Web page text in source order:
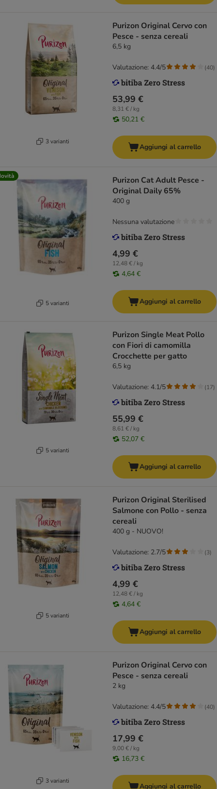
3 varianti
Purizon Original Cervo con
Pesce - senza cereali
6,5 kg
53,99 €
8,31 € / kg
50,21 €
Valutazione: 4.4/5 (40)
Aggiungi al carrello
5 varianti
Purizon Cat Adult Pesce -
Original Daily 65%
400 g
4,99 €
12,48 € / kg
4,64 €
Nessuna valutazione
Aggiungi al carrello
5 varianti
Purizon Single Meat Pollo
con Fiori di camomilla
Crocchette per gatto
6,5 kg
55,99 €
8,61 € / kg
52,07 €
Valutazione: 4.1/5 (17)
Aggiungi al carrello
5 varianti
Purizon Original Sterilised
Salmone con Pollo - senza
cereali
400 g - NUOVO!
4,99 €
12,48 € / kg
4,64 €
Valutazione: 2.7/5 (3)
Aggiungi al carrello
3 varianti
Purizon Original Cervo con
Pesce - senza cereali
2 kg
17,99 €
9,00 € / kg
16,73 €
Valutazione: 4.4/5 (40)
Aggiungi al carrello